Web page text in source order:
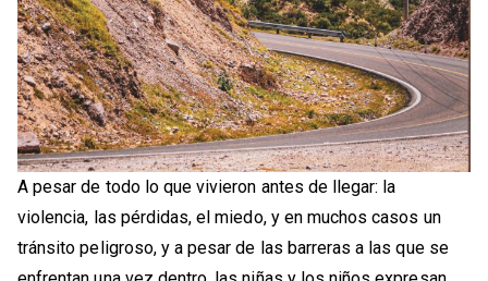
A pesar de todo lo que vivieron antes de llegar: la
violencia, las pérdidas, el miedo, y en muchos casos un
tránsito peligroso, y a pesar de las barreras a las que se